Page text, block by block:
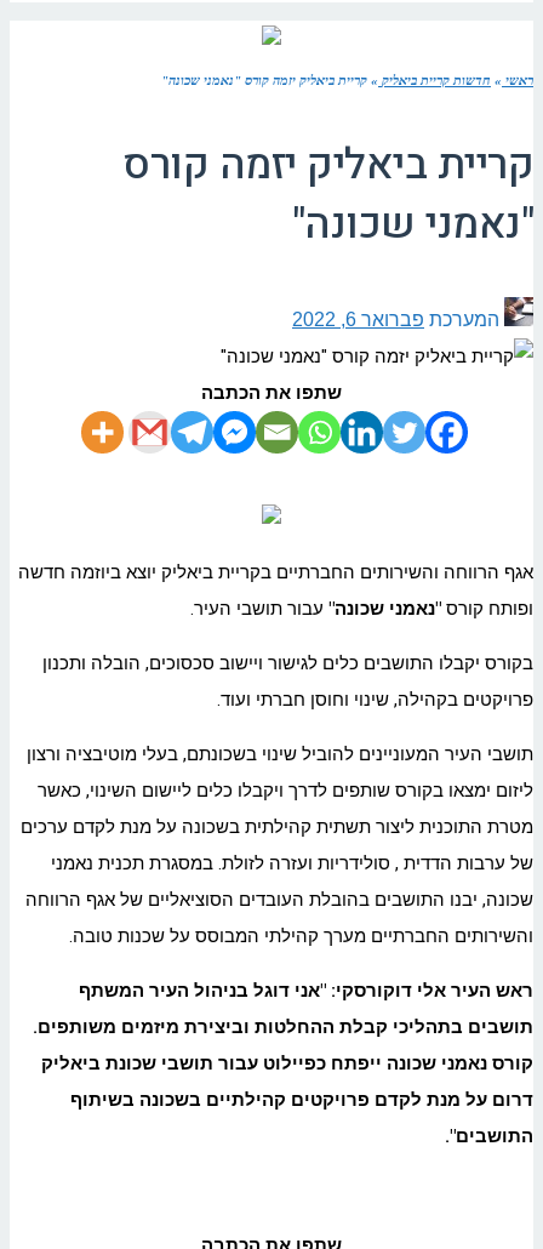
ראשי » חדשות קריית ביאליק » קריית ביאליק יזמה קורס "נאמני שכונה"
קריית ביאליק יזמה קורס
"נאמני שכונה"
המערכת פברואר 6, 2022
שתפו את הכתבה
אגף הרווחה והשירותים החברתיים בקריית ביאליק יוצא ביוזמה חדשה
ופותח קורס "נאמני שכונה" עבור תושבי העיר.
בקורס יקבלו התושבים כלים לגישור ויישוב סכסוכים, הובלה ותכנון
פרויקטים בקהילה, שינוי וחוסן חברתי ועוד.
תושבי העיר המעוניינים להוביל שינוי בשכונתם, בעלי מוטיבציה ורצון
ליזום ימצאו בקורס שותפים לדרך ויקבלו כלים ליישום השינוי, כאשר
מטרת התוכנית ליצור תשתית קהילתית בשכונה על מנת לקדם ערכים
של ערבות הדדית , סולידריות ועזרה לזולת. במסגרת תכנית נאמני
שכונה, יבנו התושבים בהובלת העובדים הסוציאליים של אגף הרווחה
והשירותים החברתיים מערך קהילתי המבוסס על שכנות טובה.
ראש העיר אלי דוקורסקי: "אני דוגל בניהול העיר המשתף
תושבים בתהליכי קבלת ההחלטות וביצירת מיזמים משותפים.
קורס נאמני שכונה ייפתח כפיילוט עבור תושבי שכונת ביאליק
דרום על מנת לקדם פרויקטים קהילתיים בשכונה בשיתוף
התושבים".